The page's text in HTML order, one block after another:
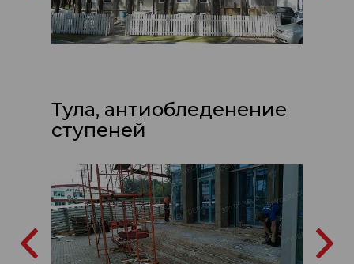
Тула, антиобледенение
ступеней